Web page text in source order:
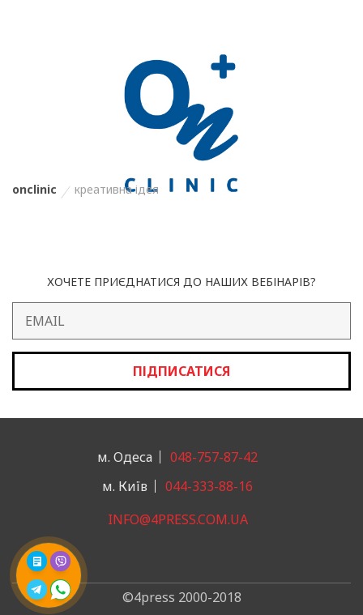
onclinic креативна ідея
ХОЧЕТЕ ПРИЄДНАТИСЯ ДО НАШИХ ВЕБІНАРІВ?
ПІДПИСАТИСЯ
м. Одеса
048-757-87-42
м. Київ
044-333-88-16
INFO@4PRESS.COM.UA
©4press 2000-2018